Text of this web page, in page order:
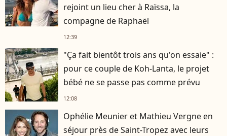
rejoint un lieu cher à Raïssa, la
compagne de Raphaël
12:39
"Ça fait bientôt trois ans qu'on essaie" :
pour ce couple de Koh-Lanta, le projet
bébé ne se passe pas comme prévu
12:08
Ophélie Meunier et Mathieu Vergne en
séjour près de Saint-Tropez avec leurs